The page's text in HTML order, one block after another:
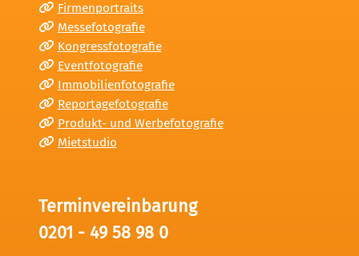
Firmenportraits
Messefotografie
Kongressfotografie
Eventfotografie
Immobilienfotografie
Reportagefotografie
Produkt- und Werbefotografie
Mietstudio
Terminvereinbarung
0201 - 49 58 98 0